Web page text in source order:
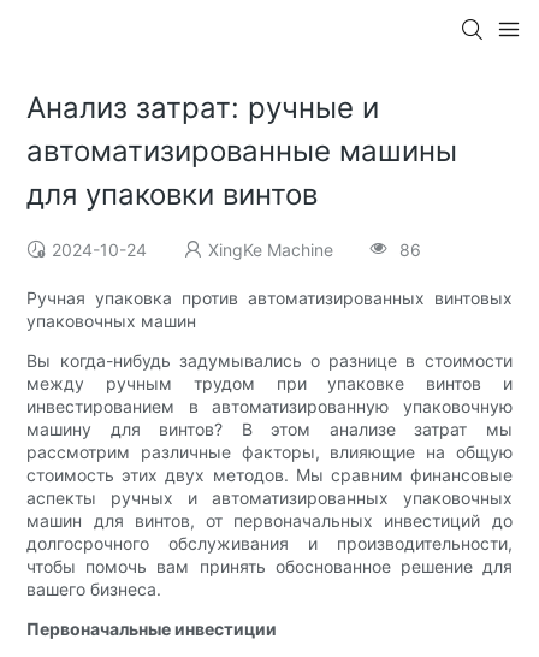
Анализ затрат: ручные и
автоматизированные машины
для упаковки винтов
2024-10-24 XingKe Machine 86
Ручная упаковка против автоматизированных винтовых
упаковочных машин
Вы когда-нибудь задумывались о разнице в стоимости
между ручным трудом при упаковке винтов и
инвестированием в автоматизированную упаковочную
машину для винтов? В этом анализе затрат мы
рассмотрим различные факторы, влияющие на общую
стоимость этих двух методов. Мы сравним финансовые
аспекты ручных и автоматизированных упаковочных
машин для винтов, от первоначальных инвестиций до
долгосрочного обслуживания и производительности,
чтобы помочь вам принять обоснованное решение для
вашего бизнеса.
Первоначальные инвестиции